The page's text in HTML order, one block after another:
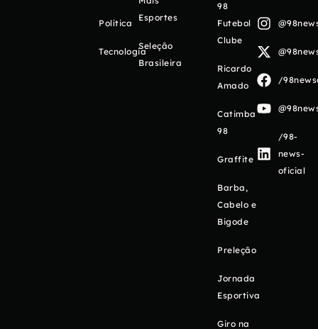
Política
Tecnologia
Esportes
Seleção
Brasileira
98
Futebol
Clube
Ricardo
Amado
Catimba
98
Graffite
Barba,
Cabelo e
Bigode
Preleção
Jornada
Esportiva
Giro na
/
/98-
news-
oficial